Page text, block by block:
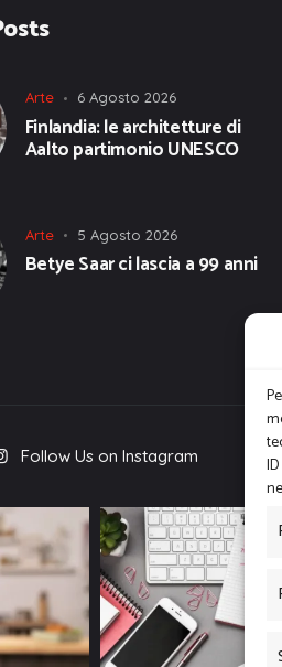
Arte 6 Agosto 2026
Finlandia: le architetture di
Aalto partimonio UNESCO
Arte 5 Agosto 2026
Betye Saar ci lascia a 99 anni
Follow Us on Instagram